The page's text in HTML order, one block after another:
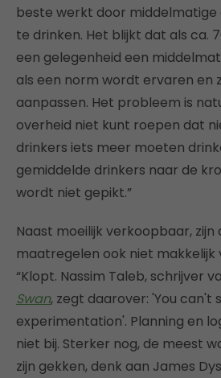
beste werkt door middelmatige
te drinken. Het blijkt dat als ca.
een gelegenheid een
als een norm wordt ervaren en
aanpassen. Het probleem is
overheid niet kunt roepen dat
drinkers iets meer moeten
gemiddelde drinkers naar de
wordt niet gepikt.”
Naast moeilijk verkoopbaar, zijn
maatregelen ook niet makkelijk
“Klopt. Nassim Taleb, schrijver
Swan, zegt daarover: 'You can't
experimentation'. Planning en
niet bij. Sterker nog, de meest
zijn gekken, denk aan James